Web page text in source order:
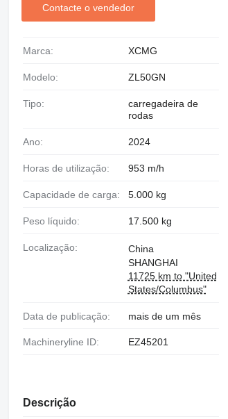
Contacte o vendedor
Marca: XCMG
Modelo: ZL50GN
Tipo:
carregadeira de
rodas
Ano: 2024
Horas de utilização: 953 m/h
Capacidade de carga: 5.000 kg
Peso líquido: 17.500 kg
Localização:
China
SHANGHAI
11725 km to "United
States/Columbus"
Data de publicação: mais de um mês
Machineryline ID: EZ45201
Descrição